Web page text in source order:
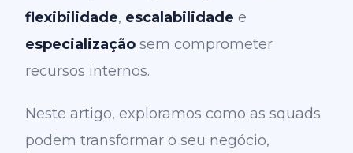
flexibilidade, escalabilidade e
especialização sem comprometer
recursos internos.
Neste artigo, exploramos como as squads
podem transformar o seu negócio,